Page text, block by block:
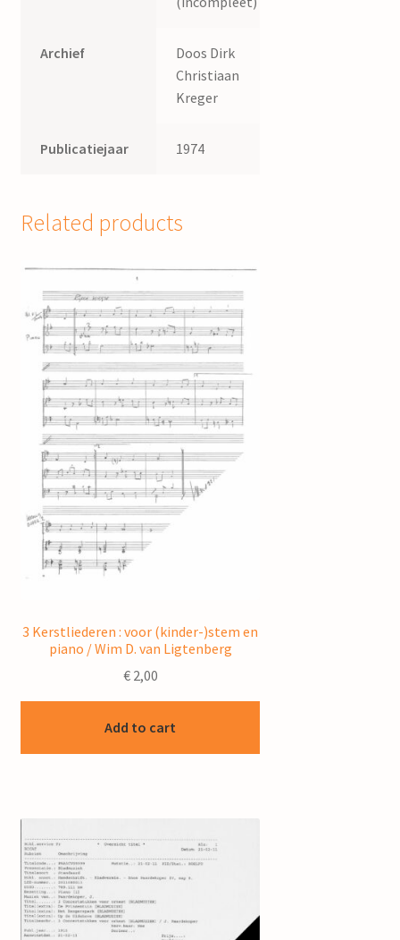
Archief
Doos Dirk
Christiaan
Kreger
Publicatiejaar 1974
Related products
3 Kerstliederen : voor (kinder-)stem en
piano / Wim D. van Ligtenberg
€2,00
Add to cart